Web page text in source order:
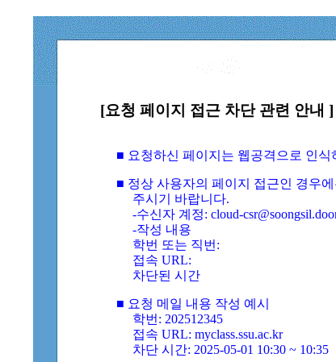
[요청 페이지 접근 차단 관련 안내 ]
■ 요청하신 페이지는 웹공격으로 인
■ 정상 사용자의 페이지 접근인 경우
주시기 바랍니다.
-수신자 계정: cloud-
-작성 내용
학번 또는 직번:
접속 URL:
차단된 시간
■ 요청 메일 내용 작성 예시
학번: 202512345
접속 URL: myclass.ssu.ac.kr
차단 시간: 2025-05-01 10:30 ~ 10:35